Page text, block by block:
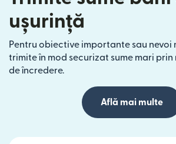
ușurință
Pentru obiective importante sau nevoi
trimite în mod securizat sume mari
de încredere.
Află mai multe